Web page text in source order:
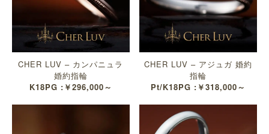
CHER LUV – カンパニュラ
婚約指輪
K18PG :￥296,000～
CHER LUV – アジュガ 婚約
指輪
Pt/K18PG :￥318,000～